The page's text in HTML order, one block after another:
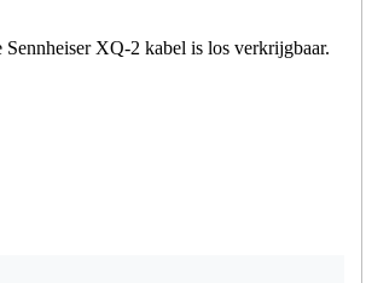
XQ-2 kabel is los verkrijgbaar.